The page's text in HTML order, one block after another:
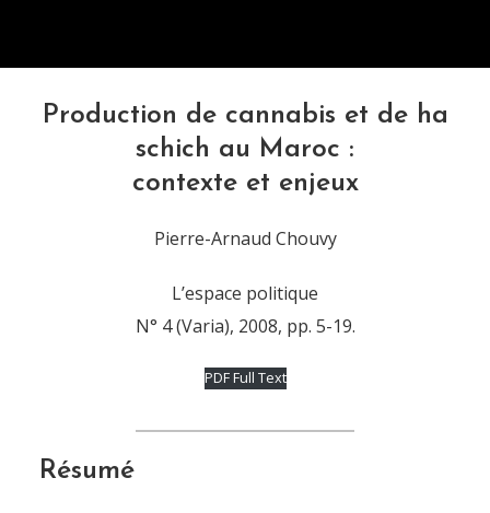
Production de cannabis et de ha
schich au Maroc :
contexte et enjeux
Pierre-Arnaud Chouvy
L’espace politique
N° 4 (Varia), 2008, pp. 5-19.
PDF Full Text
Résumé